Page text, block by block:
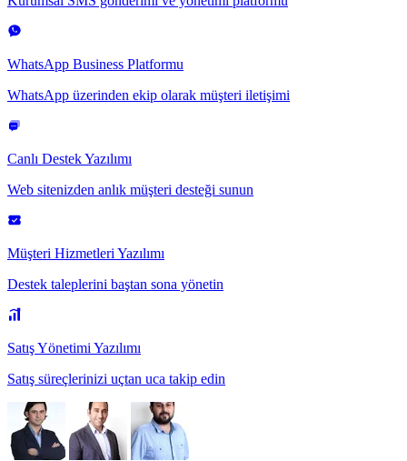
WhatsApp Business Platformu
WhatsApp üzerinden ekip olarak müşteri iletişimi
Canlı Destek Yazılımı
Web sitenizden anlık müşteri desteği sunun
Müşteri Hizmetleri Yazılımı
Destek taleplerini baştan sona yönetin
Satış Yönetimi Yazılımı
Satış süreçlerinizi uçtan uca takip edin